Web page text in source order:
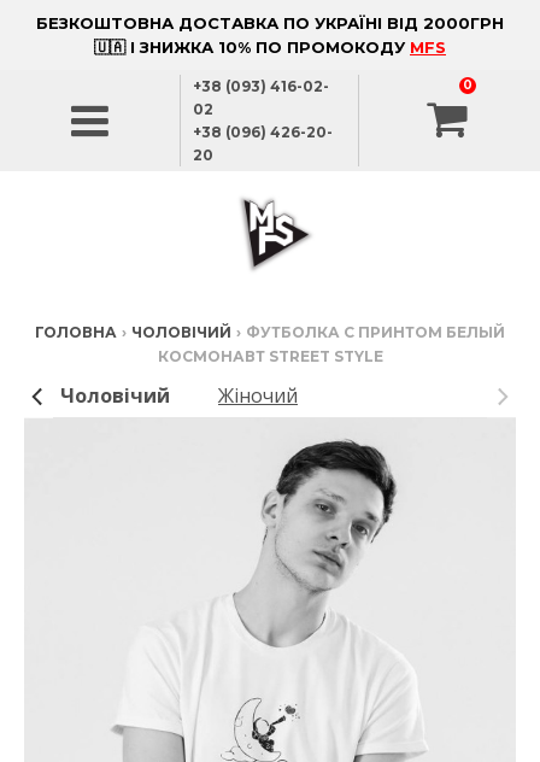
БЕЗКОШТОВНА ДОСТАВКА ПО УКРАЇНІ ВІД 2000ГРН
🇺🇦 І ЗНИЖКА 10% ПО ПРОМОКОДУ MFS
+38 (093) 416-02-
02
+38 (096) 426-20-
20
0
ГОЛОВНА › ЧОЛОВІЧИЙ › ФУТБОЛКА С ПРИНТОМ БЕЛЫЙ
КОСМОНАВТ STREET STYLE
Чоловічий Жіночий